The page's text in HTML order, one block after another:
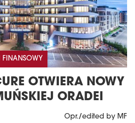
FINANSOWY
OTWIERA NOWY
ORADEI
Opr./edited by MF